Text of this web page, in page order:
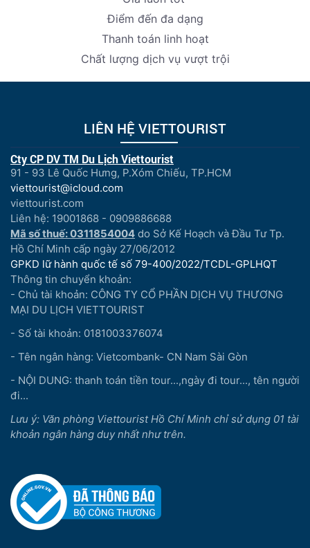
Điểm đến đa dạng
Thanh toán linh hoạt
Chất lượng dịch vụ vượt trội
LIÊN HỆ VIETTOURIST
Cty CP DV TM Du Lịch Viettourist
91 - 93 Lê Quốc Hưng, P.Xóm Chiếu, TP.HCM
viettourist@icloud.com
viettourist.com
Liên hệ: 19001868 - 0909886688
Mã số thuế: 0311854004 do Sở Kế Hoạch và Đầu Tư Tp.
Hồ Chí Minh cấp ngày 27/06/2012
GPKD lữ hành quốc tế số 79-400/2022/TCDL-GPLHQT
Thông tin chuyển khoản:
- Chủ tài khoản: CÔNG TY CỔ PHẦN DỊCH VỤ THƯƠNG
MẠI DU LỊCH VIETTOURIST
- Số tài khoản: 0181003376074
- Tên ngân hàng: Vietcombank- CN Nam Sài Gòn
- NỘI DUNG: thanh toán tiền tour...,ngày đi tour..., tên người
đi...
Lưu ý: Văn phòng Viettourist Hồ Chí Minh chỉ sử dụng 01 tài
khoản ngân hàng duy nhất như trên.